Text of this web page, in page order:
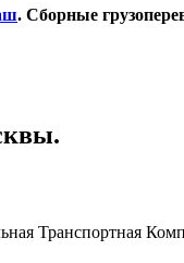
. Сборные
Транспортная